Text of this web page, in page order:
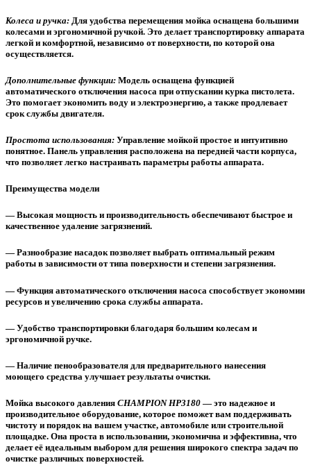
Колеса и ручка: Для удобства перемещения мойка оснащена большими
колесами и эргономичной ручкой. Это делает транспортировку аппарата
легкой и комфортной, независимо от поверхности, по которой она
осуществляется.
Дополнительные функции: Модель оснащена функцией
автоматического отключения насоса при отпускании курка пистолета.
Это помогает экономить воду и электроэнергию, а также продлевает
срок службы двигателя.
Простота использования: Управление мойкой простое и интуитивно
понятное. Панель управления расположена на передней части корпуса,
что позволяет легко настраивать параметры работы аппарата.
Преимущества модели
— Высокая мощность и производительность обеспечивают быстрое и
качественное удаление загрязнений.
— Разнообразие насадок позволяет выбрать оптимальный режим
работы в зависимости от типа поверхности и степени загрязнения.
— Функция автоматического отключения насоса способствует экономии
ресурсов и увеличению срока службы аппарата.
— Удобство транспортировки благодаря большим колесам и
эргономичной ручке.
— Наличие пенообразователя для предварительного нанесения
моющего средства улучшает результаты очистки.
Мойка высокого давления CHAMPION HP3180 — это надежное и
производительное оборудование, которое поможет вам поддерживать
чистоту и порядок на вашем участке, автомобиле или строительной
площадке. Она проста в использовании, экономична и эффективна, что
делает её идеальным выбором для решения широкого спектра задач по
очистке различных поверхностей.